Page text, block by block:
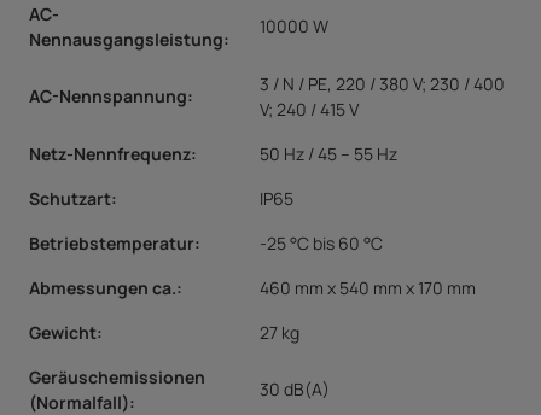
AC-
Nennausgangsleistung:
10000 W
AC-Nennspannung:
3 / N / PE, 220 / 380 V; 230 / 400
V; 240 / 415 V
Netz-Nennfrequenz:
50 Hz / 45 – 55 Hz
Schutzart:
IP65
Betriebstemperatur:
-25 °C bis 60 °C
Abmessungen ca.:
460 mm x 540 mm x 170 mm
Gewicht:
27 kg
Geräuschemissionen
(Normalfall):
30 dB(A)